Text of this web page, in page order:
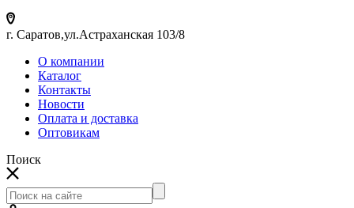
г. Саратов,ул.Астраханская 103/8
О компании
Каталог
Контакты
Новости
Оплата и доставка
Оптовикам
Поиск